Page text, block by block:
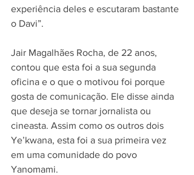
experiência deles e escutaram bastante
o Davi”.
Jair Magalhães Rocha, de 22 anos,
contou que esta foi a sua segunda
oficina e o que o motivou foi porque
gosta de comunicação. Ele disse ainda
que deseja se tornar jornalista ou
cineasta. Assim como os outros dois
Ye’kwana, esta foi a sua primeira vez
em uma comunidade do povo
Yanomami.